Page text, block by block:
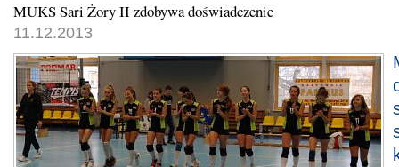
MUKS Sari Żory II zdobywa doświadczenie
11.12.2013